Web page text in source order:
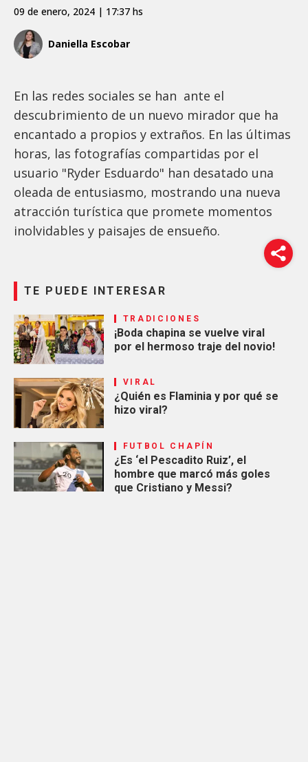
Daniella Escobar
09 de enero, 2024 | 17:37 hs
En las redes sociales se han ante el
descubrimiento de un nuevo mirador que ha
encantado a propios y extraños. En las últimas
horas, las fotografías compartidas por el
usuario "Ryder Esduardo" han desatado una
oleada de entusiasmo, mostrando una nueva
atracción turística que promete momentos
inolvidables y paisajes de ensueño.
TE PUEDE INTERESAR
TRADICIONES
¡Boda chapina se vuelve viral
por el hermoso traje del novio!
VIRAL
¿Quién es Flaminia y por qué se
hizo viral?
FUTBOL CHAPÍN
¿Es ‘el Pescadito Ruiz’, el
hombre que marcó más goles
que Cristiano y Messi?